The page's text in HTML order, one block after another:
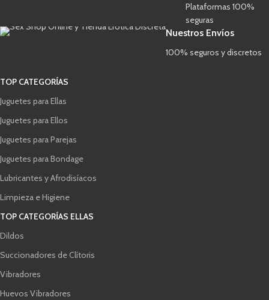
Plataformas 100%
seguras
Nuestros Envíos
100% seguros y discretos
TOP CATEGORÍAS
Juguetes para Ellas
Juguetes para Ellos
Juguetes para Parejas
Juguetes para Bondage
Lubricantes y Afrodisíacos
Limpieza e Higiene
TOP CATEGORÍAS ELLAS
Dildos
Succionadores de Clítoris
Vibradores
Huevos Vibradores